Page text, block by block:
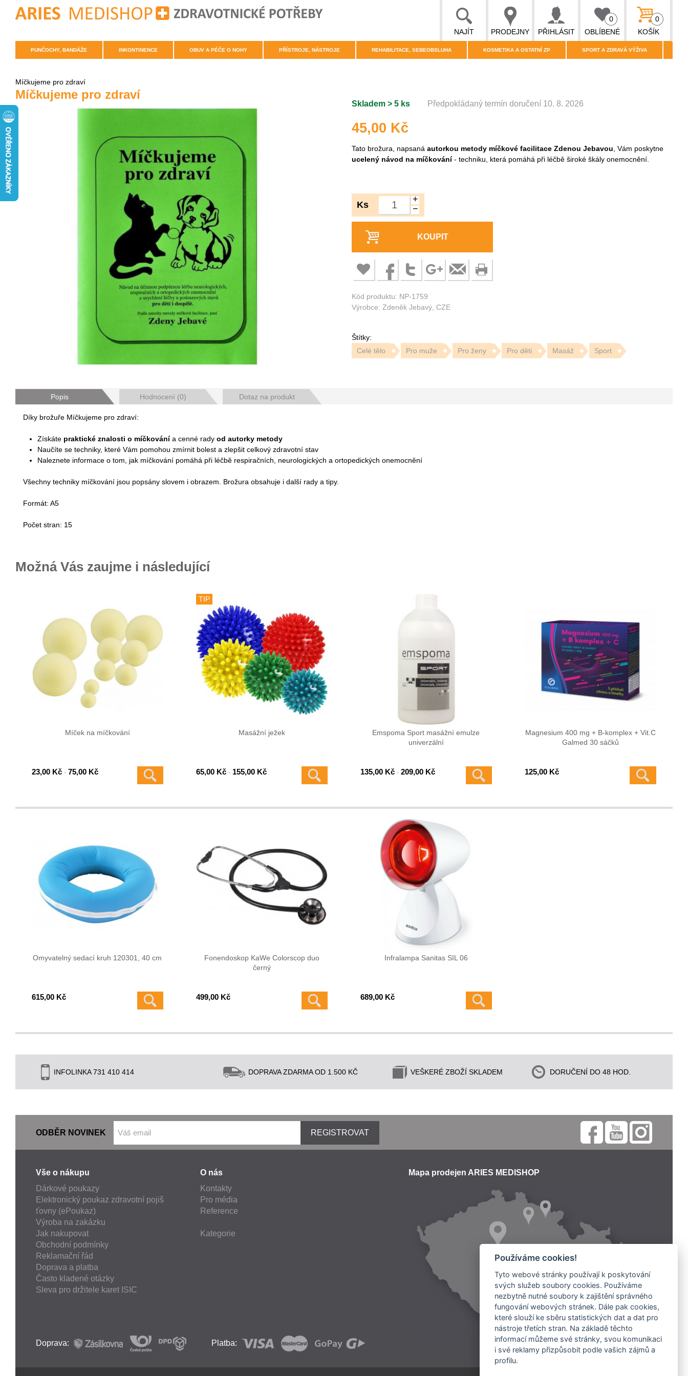
NAJÍT PRODEJNY PŘIHLÁSIT OBLÍBENÉ
0
KOŠÍK
0
PUNČOCHY, BANDÁŽE INKONTINENCE OBUV A PÉČE O NOHY PŘÍSTROJE, NÁSTROJE REHABILITACE, SEBEOBSLUHA KOSMETIKA A OSTATNÍ ZP SPORT A ZDRAVÁ VÝŽIVA
Míčkujeme pro zdraví
Míčkujeme pro zdraví
Skladem > 5 ks Předpokládaný termín doručení 10. 8. 2026
45,00 Kč
Tato brožura, napsaná autorkou metody míčkové facilitace Zdenou Jebavou , Vám poskytne
ucelený návod na míčkování- techniku, která pomáhá při léčbě široké škály onemocnění.
Ks
+
−
KOUPIT
Kód produktu: NP-1759
Výrobce: Zdeněk Jebavý, CZE
Štítky:
Celé tělo
Pro muže Pro ženy Pro děti Masáž Sport
Popis Hodnocení (0) Dotaz na produkt
Díky brožuře Míčkujeme pro zdraví:
Získáte praktické znalosti o míčkovánía cenné rady od autorky metody
Naučíte se techniky, které Vám pomohou zmírnit bolest a zlepšit celkový zdravotní stav
Naleznete informace o tom, jak míčkování pomáhá při léčbě respiračních, neurologických a ortopedických onemocnění
Všechny techniky míčkování jsou popsány slovem i obrazem. Brožura obsahuje i další rady a tipy.
Formát: A5
Počet stran: 15
Možná Vás zaujme i následující
Míček na míčkování
23,00 Kč -75,00 Kč
TIP
Masážní ježek
65,00 Kč - 155,00 Kč
Emspoma Sport masážní emulze
univerzální
135,00 Kč -209,00 Kč
Magnesium 400 mg + B-komplex + Vit.C
Galmed 30 sáčků
125,00 Kč
Omyvatelný sedací kruh 120301, 40 cm
615,00 Kč
Fonendoskop KaWe Colorscop duo
černý
499,00 Kč
Infralampa Sanitas SIL 06
689,00 Kč
INFOLINKA 731 410 414 DOPRAVA ZDARMA OD 1.500 KČ VEŠKERÉ ZBOŽÍ SKLADEM DORUČENÍ DO 48 HOD.
ODBĚR NOVINEK REGISTROVAT
Vše o nákupu
Dárkové poukazy
Elektronický poukaz zdravotní pojiš
ťovny (ePoukaz)
Výroba na zakázku
Jak nakupovat
Obchodní podmínky
Reklamační řád
Doprava a platba
Často kladené otázky
Sleva pro držitele karet ISIC
O nás
Kontakty
Pro média
Reference
Kategorie
Mapa prodejen ARIES MEDISHOP
Doprava: Platba:
Používáme cookies!
Tyto webové stránky používají k poskytování
svých služeb soubory cookies. Používáme
nezbytně nutné soubory k zajištění správného
fungování webových stránek. Dále pak cookies,
které slouží ke sběru statistických dat a dat pro
nástroje třetích stran. Na základě těchto
informací můžeme své stránky, svou komunikaci
i své reklamy přizpůsobit podle vašich zájmů a
profilu.